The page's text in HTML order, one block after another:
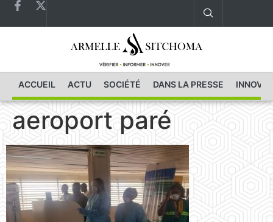
ACCUEIL ACTU SOCIÉTÉ DANS LA PRESSE
aeroport paré